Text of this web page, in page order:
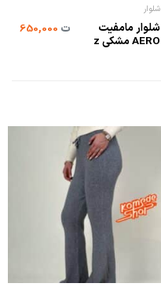
شلوار
شلوار مامفیت
AERO مشکی z
ت650,000